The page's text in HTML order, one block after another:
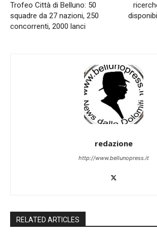
Trofeo Città di Belluno: 50
squadre da 27 nazioni, 250
concorrenti, 2000 lanci
redazione
http://www.bellunopress.it
RELATED ARTICLES